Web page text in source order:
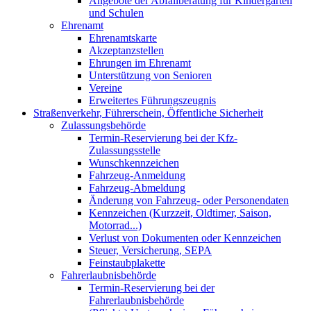
und Schulen
Ehrenamt
Ehrenamtskarte
Akzeptanzstellen
Ehrungen im Ehrenamt
Unterstützung von Senioren
Vereine
Erweitertes Führungszeugnis
Straßenverkehr, Führerschein, Öffentliche Sicherheit
Zulassungsbehörde
Termin-Reservierung bei der Kfz-
Zulassungsstelle
Wunschkennzeichen
Fahrzeug-Anmeldung
Fahrzeug-Abmeldung
Änderung von Fahrzeug- oder Personendaten
Kennzeichen (Kurzzeit, Oldtimer, Saison,
Motorrad...)
Verlust von Dokumenten oder Kennzeichen
Steuer, Versicherung, SEPA
Feinstaubplakette
Fahrerlaubnisbehörde
Termin-Reservierung bei der
Fahrerlaubnisbehörde